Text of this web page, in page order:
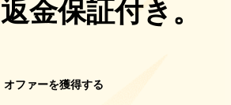
返金保証付き。
オファーを獲得する